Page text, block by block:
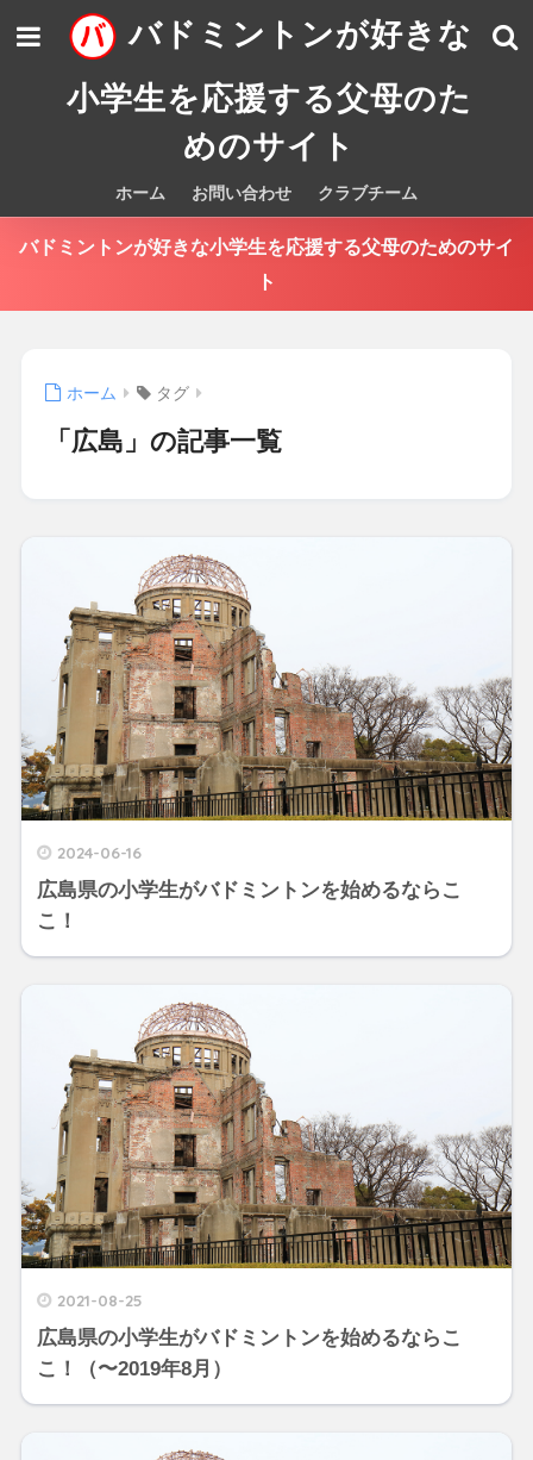
バドミントンが好きな
小学生を応援する父母のた
めのサイト
ホーム お問い合わせ クラブチーム
バドミントンが好きな小学生を応援する父母のためのサイ
ト
ホーム タグ
「広島」の記事一覧
2024-06-16
広島県の小学生がバドミントンを始めるならこ
こ！
2021-08-25
広島県の小学生がバドミントンを始めるならこ
こ！（〜2019年8月）